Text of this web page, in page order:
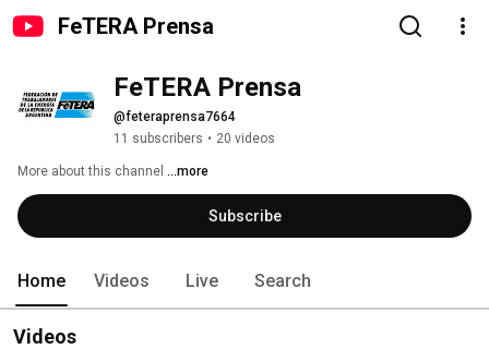
FeTERA Prensa
FeTERA Prensa
@feteraprensa7664
11 subscribers • 20 videos
More about this channel ...more
Subscribe
Home Videos Live Search
Videos